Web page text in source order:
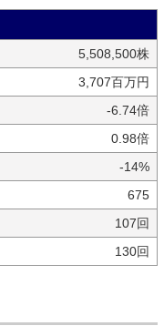
5,508,500株
3,707百万円
-6.74倍
0.98倍
-14%
675
107回
130回